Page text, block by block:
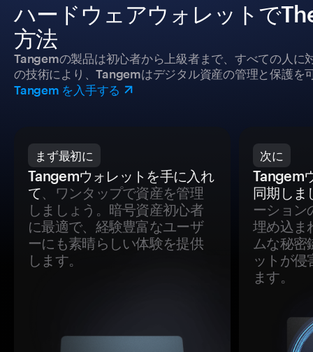
ハードウェアウォレットで
方法
Tangemの製品は初心者から上級者まで、すべての人に
の技術により、Tangemはデジタル資産の管理と保護を
Tangem を入手する
まず最初に
Tangemウォレットを手に入れ
て、ワンタップで資産を管理
しましょう。暗号資産初心者
に最適で、経験豊富なユーザ
ーにも素晴らしい体験を提供
します。
次に
Tangem
同期しま
ーション
埋め込ま
ムな秘密
ットが侵
ます。